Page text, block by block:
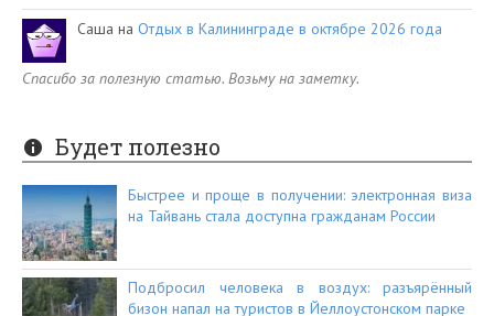
Саша на Отдых в Калининграде в октябре 2026 года
Спасибо за полезную статью. Возьму на заметку.
Будет полезно
Быстрее и проще в получении: электронная виза
на Тайвань стала доступна гражданам России
Подбросил человека в воздух: разъярённый
бизон напал на туристов в Йеллоустонском парке